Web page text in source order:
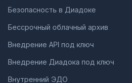
Безопасность в Диадоке
Бессрочный облачный архив
Внедрение API под ключ
Внедрение Диадока под ключ
Внутренний ЭДО